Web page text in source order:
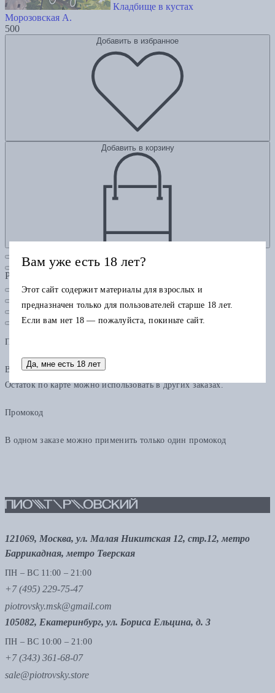
Кладбище в кустах
Морозовская А.
500
Добавить в избранное
Добавить в корзину
Рубрики
Подарочная карта
В одном заказе можно применить только одну подарочную карту.
Остаток по карте можно использовать в других заказах.
Промокод
В одном заказе можно применить только один промокод
121069, Москва, ул. Малая Никитская 12, стр.12, метро
Баррикадная, метро Тверская
ПН – ВС 11:00 – 21:00
+7 (495) 229-75-47
piotrovsky.msk@gmail.com
105082, Екатеринбург, ул. Бориса Ельцина, д. 3
ПН – ВС 10:00 – 21:00
+7 (343) 361-68-07
sale@piotrovsky.store
Вам уже есть 18 лет?
Этот сайт содержит материалы для взрослых и
предназначен только для пользователей старше 18 лет.
Если вам нет 18 — пожалуйста, покиньте сайт.
Да, мне есть 18 лет